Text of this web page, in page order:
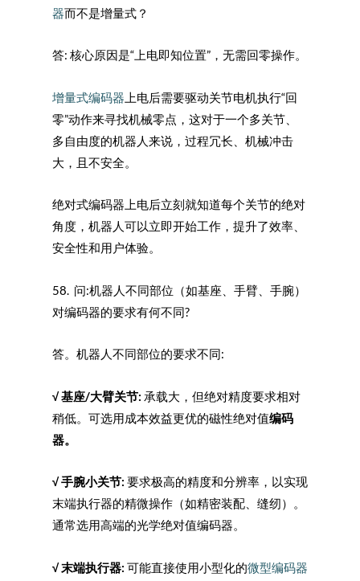
器而不是增量式？
答: 核心原因是“上电即知位置”，无需回零操作。
增量式编码器 上电后需要驱动关节电机执行“回
零”动作来寻找机械零点，这对于一个多关节、
多自由度的机器人来说，过程冗长、机械冲击
大，且不安全。
绝对式编码器上电后立刻就知道每个关节的绝对
角度，机器人可以立即开始工作，提升了效率、
安全性和用户体验。
58. 问:机器人不同部位（如基座、手臂、手腕）
对编码器的要求有何不同?
答。机器人不同部位的要求不同:
√基座/大臂关节: 承载大，但绝对精度要求相对
稍低。可选用成本效益更优的磁性绝对值编码
器。
√手腕小关节: 要求极高的精度和分辨率，以实现
末端执行器的精微操作（如精密装配、缝纫）。
通常选用高端的光学绝对值编码器。
√末端执行器: 可能直接使用小型化的微型编码器